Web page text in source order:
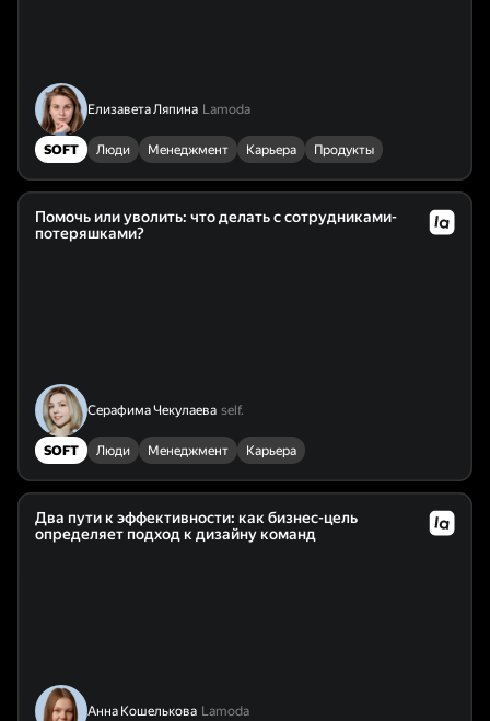
Елизавета Ляпина Lamoda
SOFT Люди Менеджмент Карьера Продукты
Помочь или уволить: что делать с сотрудниками-
потеряшками?
Серафима Чекулаева self.
SOFT Люди Менеджмент Карьера
Два пути к эффективности: как бизнес-цель
определяет подход к дизайну команд
Анна Кошелькова Lamoda